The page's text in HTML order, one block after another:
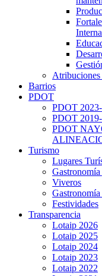
Barrios
PDOT
PDOT
PDOT
PDOT
Turismo
Lugares
Gastronomía
Viveros
Festividades
Transparencia
Lotaip 2026
Lotaip 2025
Lotaip 2024
Lotaip 2023
Lotaip 2022